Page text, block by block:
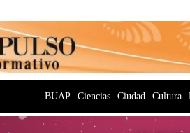
BUAP Ciencias Ciudad Cultura